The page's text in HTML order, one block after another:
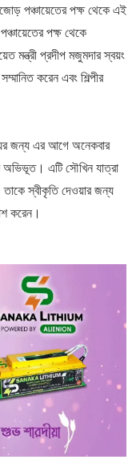
পঞ্চায়েতের পক্ষ থেকে এই
পক্ষ থেকে
মন্ত্রী প্রদীপ মজুমদার স্বয়ং
করেন এবং শিল্পীর
জন্য এর আগে অনেকবার
অভিভূত। এটি সৌখিন যাত্রা
তাকে স্বীকৃতি দেওয়ার জন্য
করেন।